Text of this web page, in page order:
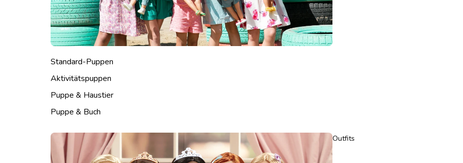
Standard-Puppen
Aktivitätspuppen
Puppe & Haustier
Puppe & Buch
Outfits